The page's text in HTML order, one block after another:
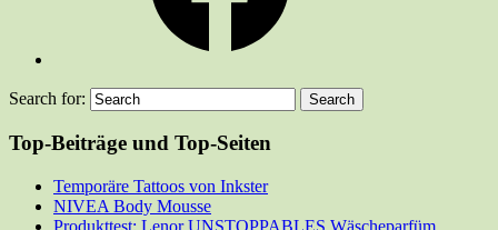
Search for:
Top-Beiträge und Top-Seiten
Temporäre Tattoos von Inkster
NIVEA Body Mousse
Produkttest: Lenor UNSTOPPABLES Wäscheparfüm